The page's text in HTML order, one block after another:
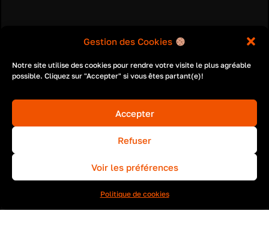
Gestion des Cookies
Notre site utilise des cookies pour rendre votre visite le plus agréable
possible. Cliquez sur "Accepter" si vous êtes partant(e)!
Accepter
Refuser
Voir les préférences
Politique de cookies
INSCRIRE MON ENTREPRISE